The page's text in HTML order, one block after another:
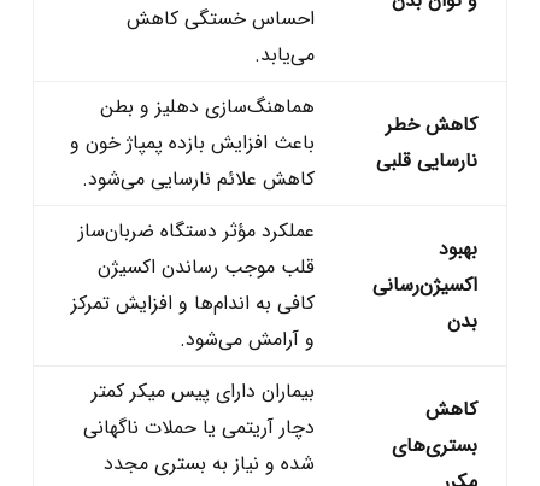
احساس خستگی کاهش
می‌یابد.
کاهش خطر
نارسایی قلبی
هماهنگ‌سازی دهلیز و بطن
باعث افزایش بازده پمپاژ خون و
کاهش علائم نارسایی می‌شود.
بهبود
اکسیژن‌رسانی
بدن
عملکرد مؤثر دستگاه ضربان‌ساز
قلب موجب رساندن اکسیژن
کافی به اندام‌ها و افزایش تمرکز
و آرامش می‌شود.
کاهش
بستری‌های
بیماران دارای پیس‌ میکر کمتر
دچار آریتمی یا حملات ناگهانی
شده و نیاز به بستری مجدد